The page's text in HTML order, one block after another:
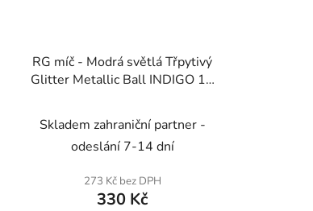
RG míč - Modrá světlá Třpytivý
Glitter Metallic Ball INDIGO 15
Skladem zahraniční partner -
odeslání 7-14 dní
273 Kč bez DPH
330 Kč